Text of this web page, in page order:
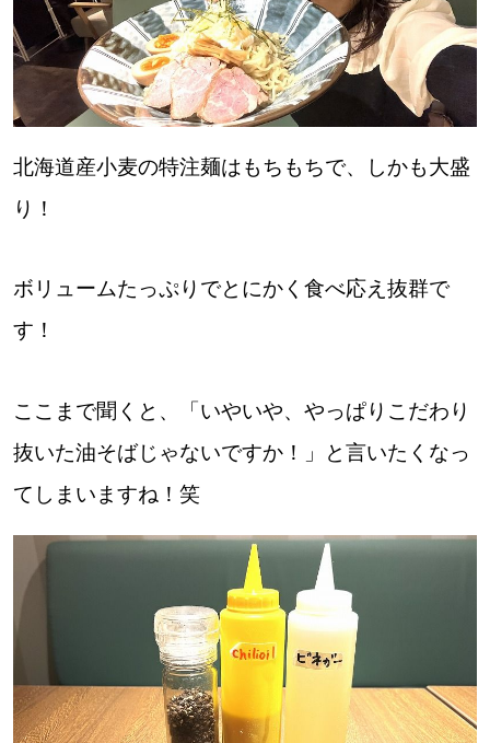
北海道で暮らす、あなたとつくる、
明日への”きっかけ”WEBマガジン
パートナーメディア
情報提供・お問い合わせ 利用規約
プライバシーポリシー
閉じる
北海道産小麦の特注麺はもちもちで、しかも大盛
り！
ボリュームたっぷりでとにかく食べ応え抜群で
す！
ここまで聞くと、「いやいや、やっぱりこだわり
抜いた油そばじゃないですか！」と言いたくなっ
てしまいますね！笑